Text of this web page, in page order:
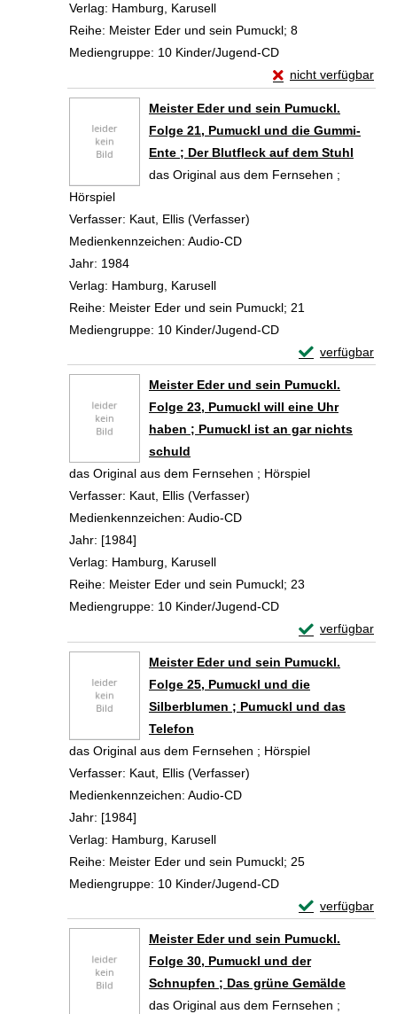
Verlag: Hamburg, Karusell
Reihe: Meister Eder und sein Pumuckl; 8
Mediengruppe: 10 Kinder/Jugend-CD
nicht verfügbar
Exemplar-Details
Meister Eder und sein Pumuckl.
Folge 21, Pumuckl und die Gummi-
Ente ; Der Blutfleck auf dem Stuhl
das Original aus dem Fernsehen ;
Hörspiel
Verfasser: Kaut, Ellis (Verfasser)
Medienkennzeichen: Audio-CD
Jahr: 1984
Verlag: Hamburg, Karusell
Reihe: Meister Eder und sein Pumuckl; 21
Mediengruppe: 10 Kinder/Jugend-CD
verfügbar
Exemplar-
Meister Eder und sein Pumuckl.
Folge 23, Pumuckl will eine Uhr
haben ; Pumuckl ist an gar nichts
schuld
das Original aus dem Fernsehen ; Hörspiel
Verfasser: Kaut, Ellis (Verfasser)
Medienkennzeichen: Audio-CD
Jahr: [1984]
Verlag: Hamburg, Karusell
Reihe: Meister Eder und sein Pumuckl; 23
Mediengruppe: 10 Kinder/Jugend-CD
verfügbar
Exemplar-
Meister Eder und sein Pumuckl.
Folge 25, Pumuckl und die
Silberblumen ; Pumuckl und das
Telefon
das Original aus dem Fernsehen ; Hörspiel
Verfasser: Kaut, Ellis (Verfasser)
Medienkennzeichen: Audio-CD
Jahr: [1984]
Verlag: Hamburg, Karusell
Reihe: Meister Eder und sein Pumuckl; 25
Mediengruppe: 10 Kinder/Jugend-CD
verfügbar
Exemplar-
Meister Eder und sein Pumuckl.
Folge 30, Pumuckl und der
Schnupfen ; Das grüne Gemälde
das Original aus dem Fernsehen ;